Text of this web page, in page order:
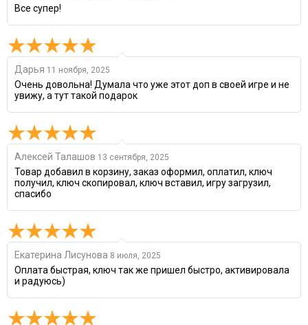
Все супер!
Дарья 11 ноября, 2025
Очень довольна! Думала что уже этот доп в своей игре и не
увижу, а тут такой подарок
Алексей Талашов 13 сентября, 2025
Товар добавил в корзину, заказ оформил, оплатил, ключ
получил, ключ скопировал, ключ вставил, игру загрузил,
спасибо
Екатерина Лисунова 8 июля, 2025
Оплата быстрая, ключ так же пришел быстро, активировала
и радуюсь)